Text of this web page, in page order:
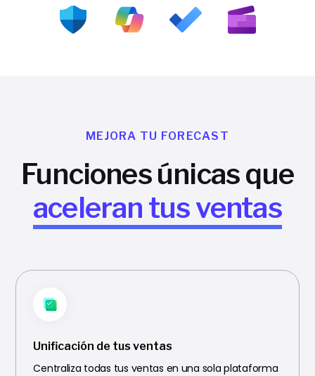
MEJORA TU FORECAST
Funciones únicas que
aceleran tus ventas
Unificación de tus ventas
Centraliza todas tus ventas en una sola plataforma